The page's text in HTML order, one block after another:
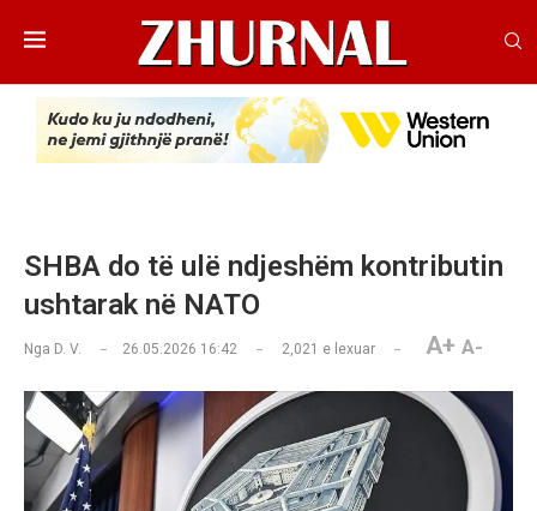
SHBA do të ulë ndjeshëm kontributin
ushtarak në NATO
Nga D. V. 26.05.2026 16:42 2,021 e lexuar A+ A-